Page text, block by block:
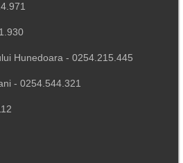
Hunedoara - 0254.215.445
- 0254.544.321